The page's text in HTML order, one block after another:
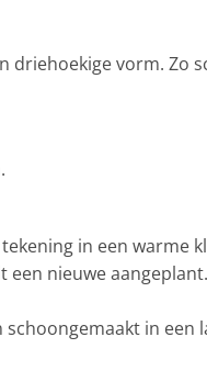
driehoekige vorm. Zo
in een warme
nieuwe
in een